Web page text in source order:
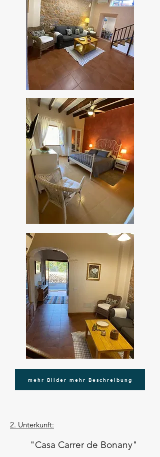
mehr Bilder mehr Beschreibung
2. Unterkunft:
"Casa Carrer de Bonany"